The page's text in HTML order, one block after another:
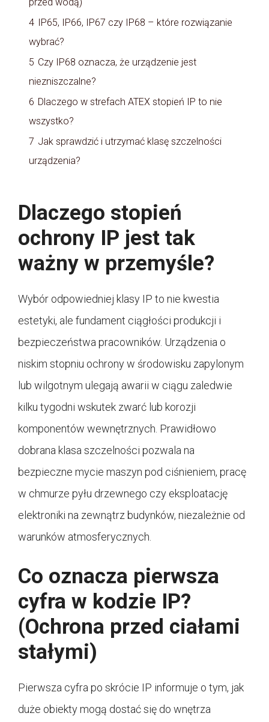
4 IP65, IP66, IP67 czy IP68 – które rozwiązanie
wybrać?
5 Czy IP68 oznacza, że urządzenie jest
niezniszczalne?
6 Dlaczego w strefach ATEX stopień IP to nie
wszystko?
7 Jak sprawdzić i utrzymać klasę szczelności
urządzenia?
Dlaczego stopień
ochrony IP jest tak
ważny w przemyśle?
Wybór odpowiedniej klasy IP to nie kwestia
estetyki, ale fundament ciągłości produkcji i
bezpieczeństwa pracowników. Urządzenia o
niskim stopniu ochrony w środowisku zapylonym
lub wilgotnym ulegają awarii w ciągu zaledwie
kilku tygodni wskutek zwarć lub korozji
komponentów wewnętrznych. Prawidłowo
dobrana klasa szczelności pozwala na
bezpieczne mycie maszyn pod ciśnieniem, pracę
w chmurze pyłu drzewnego czy eksploatację
elektroniki na zewnątrz budynków, niezależnie od
warunków atmosferycznych.
Co oznacza pierwsza
cyfra w kodzie IP?
(Ochrona przed ciałami
stałymi)
Pierwsza cyfra po skrócie IP informuje o tym, jak
duże obiekty mogą dostać się do wnętrza